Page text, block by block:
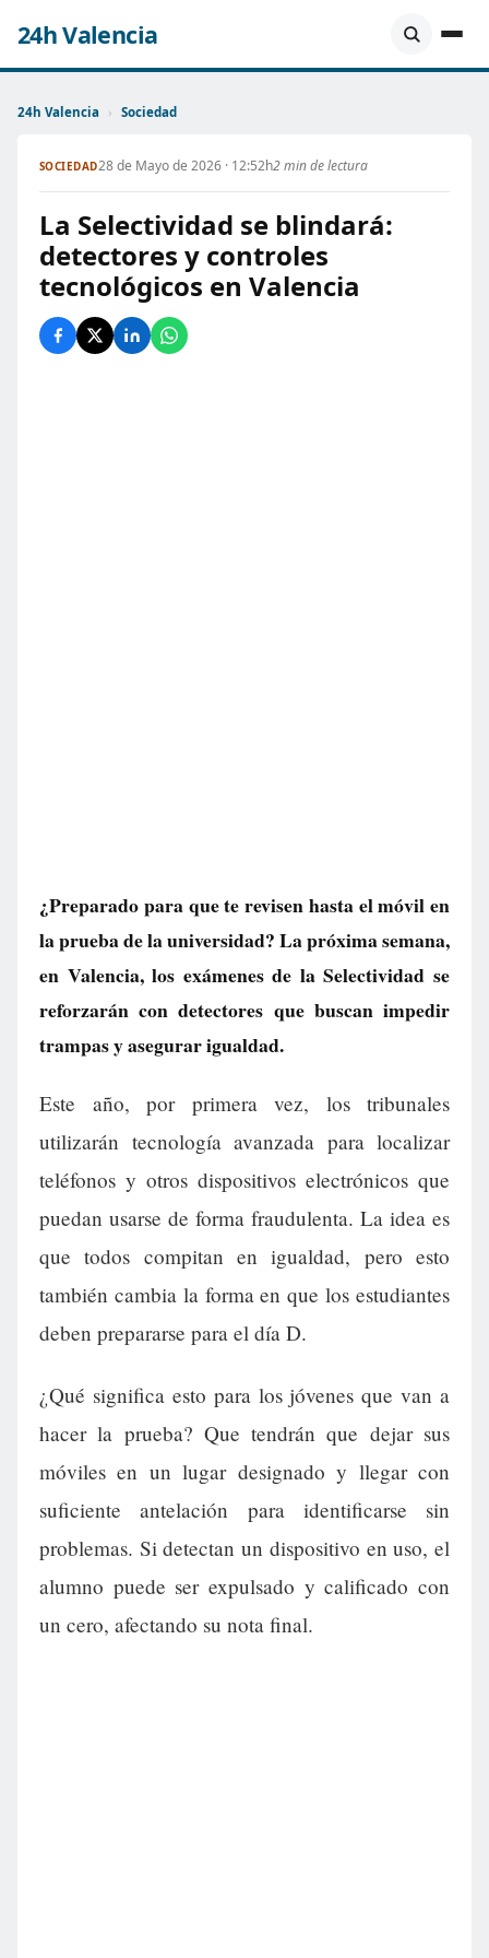
24h Valencia
24h Valencia › Sociedad
SOCIEDAD28 de Mayo de 2026 · 12:52h2 min de lectura
La Selectividad se blindará:
detectores y controles
tecnológicos en Valencia
¿Preparado para que te revisen hasta el móvil en
la prueba de la universidad? La próxima semana,
en Valencia, los exámenes de la Selectividad se
reforzarán con detectores que buscan impedir
trampas y asegurar igualdad.
Este año, por primera vez, los tribunales
utilizarán tecnología avanzada para localizar
teléfonos y otros dispositivos electrónicos que
puedan usarse de forma fraudulenta. La idea es
que todos compitan en igualdad, pero esto
también cambia la forma en que los estudiantes
deben prepararse para el día D.
¿Qué significa esto para los jóvenes que van a
hacer la prueba? Que tendrán que dejar sus
móviles en un lugar designado y llegar con
suficiente antelación para identificarse sin
problemas. Si detectan un dispositivo en uso, el
alumno puede ser expulsado y calificado con
un cero, afectando su nota final.